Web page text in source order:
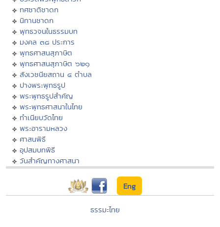
ทศชาติชาดก
นิทานชาดก
พุทธวจนในธรรมบท
มงคล ๓๘ ประการ
พุทธศาสนสุภาษิต
พุทธศาสนสุภาษิต ๖๒๑
สังเวชนียสถาน ๔ ตำบล
ปางพระพุทธรูป
พระพุทธรูปสำคัญ
พระพุทธศาสนาในไทย
ทำเนียบวัดไทย
พระอารามหลวง
ศาสนพิธี
อุปสมบทพิธี
วันสำคัญทางศาสนา
Eng
ธรรมะไทย